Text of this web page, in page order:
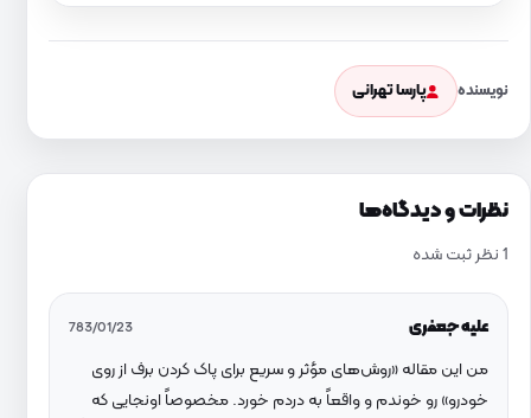
نویسنده پارسا تهرانی
نظرات و دیدگاه‌ها
1 نظر ثبت شده
علیه جعفری 783/01/23
من این مقاله «روش‌های مؤثر و سریع برای پاک کردن برف از روی
خودرو» رو خوندم و واقعاً به دردم خورد. مخصوصاً اونجایی که